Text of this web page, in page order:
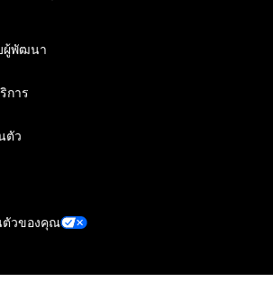
ผู้พัฒนา
การ
ตัว
ตัวของคุณ